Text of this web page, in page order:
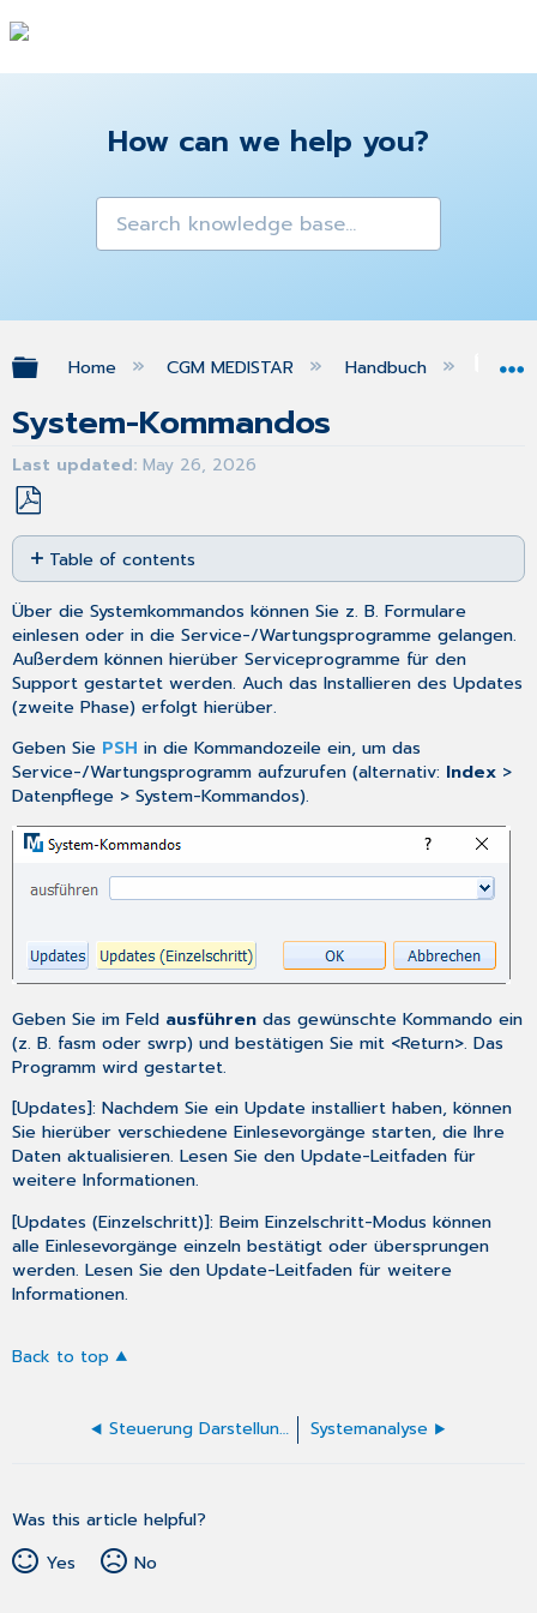
How can we help you?
Expand/collapse global hierarchy
Home CGM MEDISTAR Handbuch
System-Kommandos
Last updated May 26, 2026
Save
as
PDF
Table of contents
No
headers
Über die Systemkommandos können Sie z. B. Formulare
einlesen oder in die Service-/Wartungsprogramme gelangen.
Außerdem können hierüber Serviceprogramme für den
Support gestartet werden. Auch das Installieren des Updates
(zweite Phase) erfolgt hierüber.
Geben Sie PSH in die Kommandozeile ein, um das
Service-/Wartungsprogramm aufzurufen (alternativ: Index >
Datenpflege > System-Kommandos).
Geben Sie im Feld ausführen das gewünschte Kommando ein
(z. B. fasm oder swrp) und bestätigen Sie mit <Return>. Das
Programm wird gestartet.
[Updates]: Nachdem Sie ein Update installiert haben, können
Sie hierüber verschiedene Einlesevorgänge starten, die Ihre
Daten aktualisieren. Lesen Sie den Update-Leitfaden für
weitere Informationen.
[Updates (Einzelschritt)]: Beim Einzelschritt-Modus können
alle Einlesevorgänge einzeln bestätigt oder übersprungen
werden. Lesen Sie den Update-Leitfaden für weitere
Informationen.
Back to top
Steuerung Darstellung Systemanalyse
Was this article helpful?
Yes
No